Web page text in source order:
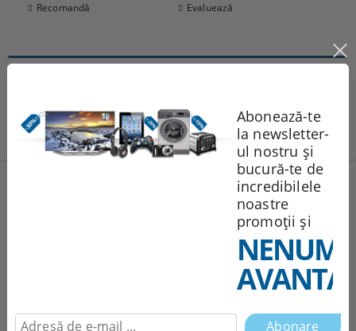
Recomandă Evaluează
1,944.85Lei
Abonează-te
la newsletter-
ul nostru și
bucură-te de
incredibilele
noastre
promoții și